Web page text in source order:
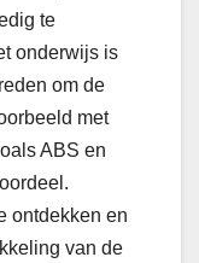
te
onderwijs is
om de
met
ABS en
ontdekken en
van de